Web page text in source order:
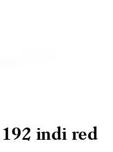
indi red